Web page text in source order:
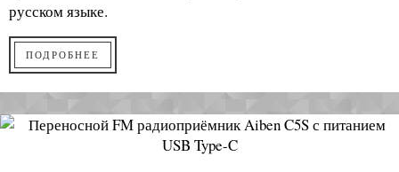
русском языке.
ПОДРОБНЕЕ